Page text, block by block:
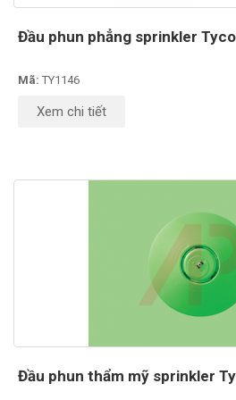
Đầu phun phẳng sprinkler
Mã: TY1146
Xem chi tiết
Đầu phun thẩm mỹ sprinkler